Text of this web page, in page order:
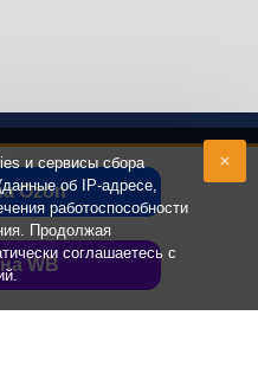
Ozon
WB
КУЗОВИК.РУ
и сервисы сбора
об IP-адресе,
работоспособности
Продолжая
соглашаетесь с